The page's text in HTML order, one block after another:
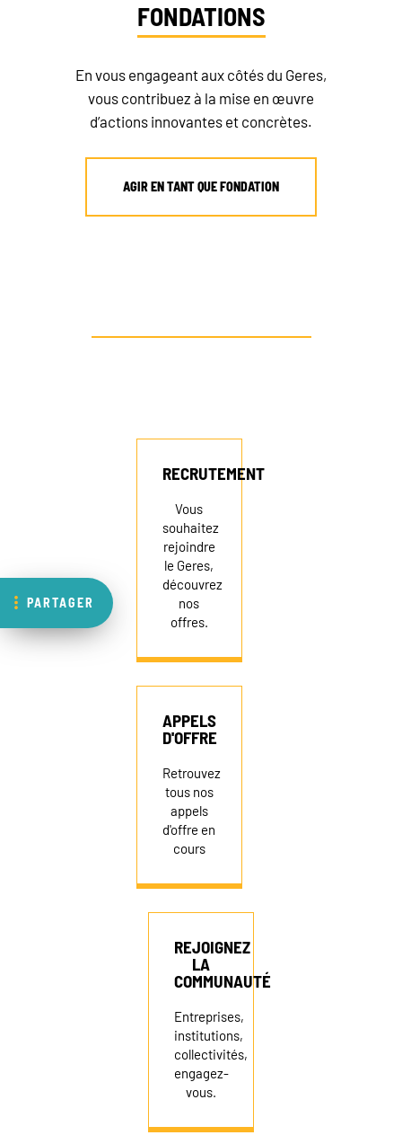
PARTAGER
FONDATIONS
En vous engageant aux côtés du Geres,
vous contribuez à la mise en œuvre
d’actions innovantes et concrètes.
AGIR EN TANT QUE FONDATION
RECRUTEMENT
Vous
souhaitez
rejoindre
le Geres,
découvrez
nos
offres.
APPELS
D'OFFRE
Retrouvez
tous nos
appels
d'offre en
cours
REJOIGNEZ
LA
COMMUNAUTÉ
Entreprises,
institutions,
collectivités,
engagez-
vous.